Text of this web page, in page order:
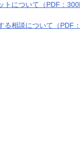
について（PDF：
相談について（PDF：